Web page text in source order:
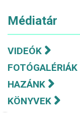
Médiatár
VIDEÓK
FOTÓGALÉRIÁK
HAZÁNK
KÖNYVEK